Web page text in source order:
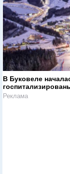
В Буковеле
Реклама